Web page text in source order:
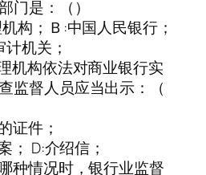
门是：（）
构；Ｂ:中国人民银行；
机关；
机构依法对商业银行实
监督人员应当出示：（
证件；
； D:介绍信；
种情况时，银行业监督